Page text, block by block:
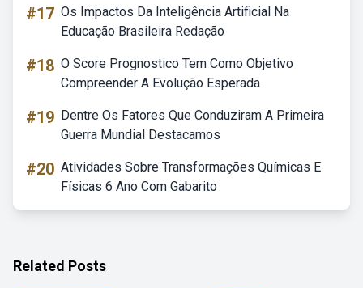
#17 Os Impactos Da Inteligência Artificial Na
Educação Brasileira Redação
#18 O Score Prognostico Tem Como Objetivo
Compreender A Evolução Esperada
#19 Dentre Os Fatores Que Conduziram A Primeira
Guerra Mundial Destacamos
#20 Atividades Sobre Transformações Químicas E
Físicas 6 Ano Com Gabarito
Related Posts